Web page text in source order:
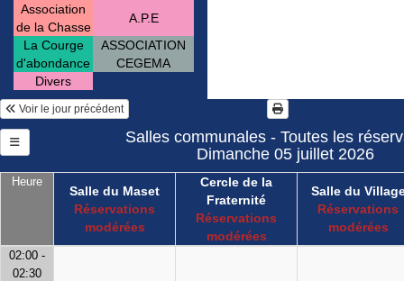
Association
de la Chasse
A.P.E
La Courge
d'abondance
ASSOCIATION
CEGEMA
Divers
Voir le jour précédent
Salles communales - Toutes les
Dimanche 05 juillet 2026
Heure
Salle du Maset
Réservations
modérées
Cercle de la
Fraternité
Réservations
modérées
Salle du
Réservations
modérées
02:00 -
02:30